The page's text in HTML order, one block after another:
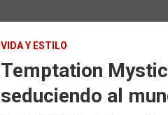
VIDA Y ESTILO
Temptation
seduciendo al